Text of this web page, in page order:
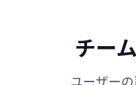
チー
ユーザーの